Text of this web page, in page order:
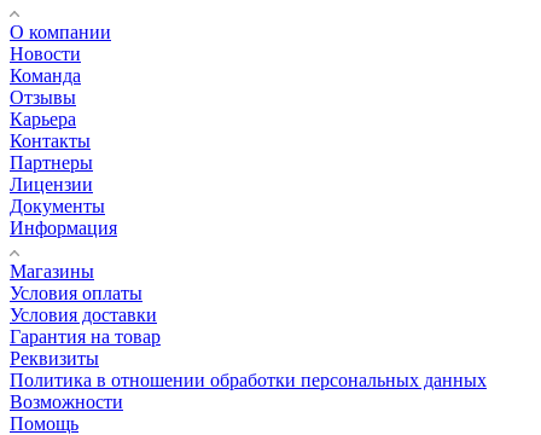
О компании
Новости
Команда
Отзывы
Карьера
Контакты
Партнеры
Лицензии
Документы
Информация
Магазины
Условия оплаты
Условия доставки
Гарантия на товар
Реквизиты
Политика в отношении обработки персональных данных
Возможности
Помощь